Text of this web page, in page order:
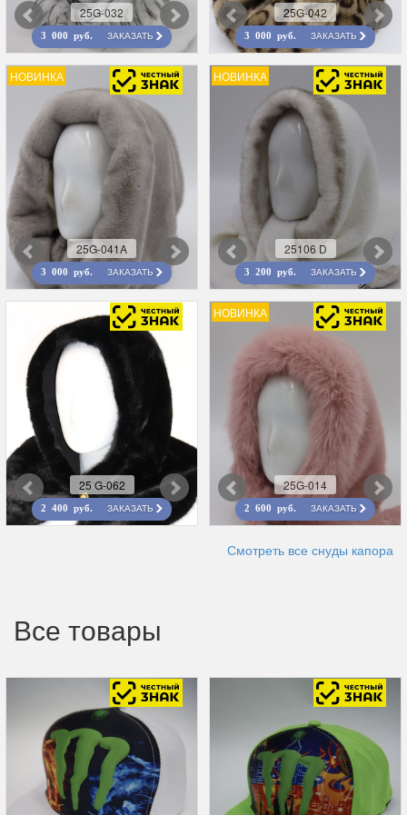
25G-032
3 000 руб. ЗАКАЗАТЬ
25G-042
3 000 руб. ЗАКАЗАТЬ
НОВИНКА
25G-041A
3 000 руб. ЗАКАЗАТЬ
НОВИНКА
25106 D
3 200 руб. ЗАКАЗАТЬ
25 G-062
2 400 руб. ЗАКАЗАТЬ
НОВИНКА
25G-014
2 600 руб. ЗАКАЗАТЬ
Смотреть все снуды капора
Все товары